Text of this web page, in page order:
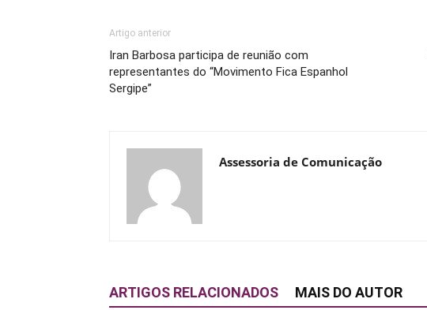
Artigo anterior
Iran Barbosa participa de reunião com
representantes do “Movimento Fica Espanhol
Sergipe”
Assessoria de Comunicação
ARTIGOS RELACIONADOS MAIS DO AUTOR